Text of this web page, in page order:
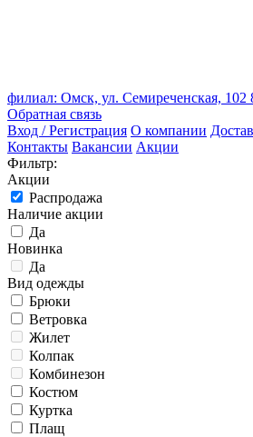
филиал: Омск, ул. Семиреченская, 102
Обратная связь
Вход / Регистрация О компании
Контакты Вакансии Акции
Фильтр:
Акции
Распродажа
Наличие акции
Да
Новинка
Да
Вид одежды
Брюки
Ветровка
Жилет
Колпак
Комбинезон
Костюм
Куртка
Плащ